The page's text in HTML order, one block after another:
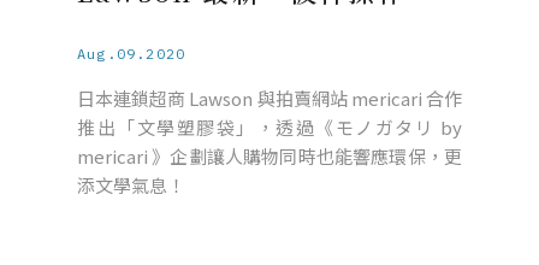
Aug.09.2020
日本連鎖超商 Lawson 與拍賣網站 mericari 合作
推出「文學塑膠袋」，透過《モノガタリ by
mericari 》企劃讓人購物同時也能響應環保，更
添文學氣息！